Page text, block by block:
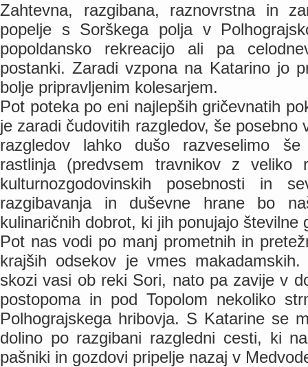
Zahtevna, razgibana, raznovrstna in
popelje s Sorškega polja v
popoldansko rekreacijo ali pa
postanki. Zaradi vzpona na Katarino jo
bolje pripravljenim kolesarjem.
Pot poteka po eni najlepših gričevnatih
je zaradi čudovitih razgledov, še posebno
razgledov lahko dušo razveselimo
rastlinja (predvsem travnikov z veliko
kulturnozgodovinskih posebnosti in
razgibavanja in duševne hrane bo
kulinaričnih dobrot, ki jih ponujajo številne
Pot nas vodi po manj prometnih in
krajših odsekov je vmes
skozi vasi ob reki Sori, nato pa zavije v
postopoma in pod Topolom nekoliko
Polhograjskega hribovja. S Katarine se
dolino po razgibani razgledni cesti, ki
pašniki in gozdovi pripelje nazaj v